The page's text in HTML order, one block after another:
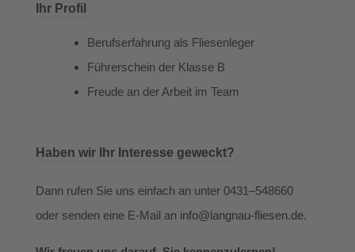
Ihr Profil
Berufserfahrung als Fliesenleger
Führerschein der Klasse B
Freude an der Arbeit im Team
Haben wir Ihr Interesse geweckt?
Dann rufen Sie uns einfach an unter 0431–548660
oder senden eine E-Mail an info@langnau-fliesen.de.